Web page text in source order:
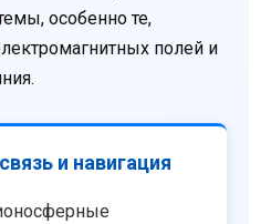
особенно те,
полей и
и навигация